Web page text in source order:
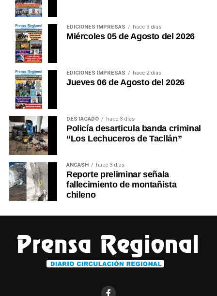
EDICIONES IMPRESAS hace 3 días
Miércoles 05 de Agosto del 2026
EDICIONES IMPRESAS hace 2 días
Jueves 06 de Agosto del 2026
DESTACADO hace 3 días
Policía desarticula banda criminal
“Los Lechuceros de Tacllán”
ANCASH hace 3 días
Reporte preliminar señala
fallecimiento de montañista
chileno